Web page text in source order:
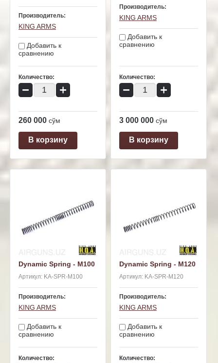
Производитель:
KING ARMS
Добавить к
сравнению
Количество:
− +
260 000 сўм
В корзину
Производитель:
KING ARMS
Добавить к
сравнению
Количество:
− +
3 000 000 сўм
В корзину
Dynamic Spring - M100
Артикул: KA-SPR-M100
Производитель:
KING ARMS
Добавить к
сравнению
Количество:
Dynamic Spring - M120
Артикул:KA-SPR-M120
Производитель:
KING ARMS
Добавить к
сравнению
Количество: